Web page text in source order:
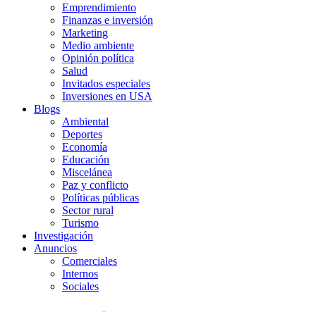
Emprendimiento
Finanzas e inversión
Marketing
Medio ambiente
Opinión política
Salud
Invitados especiales
Inversiones en USA
Blogs
Ambiental
Deportes
Economía
Educación
Miscelánea
Paz y conflicto
Políticas públicas
Sector rural
Turismo
Investigación
Anuncios
Comerciales
Internos
Sociales